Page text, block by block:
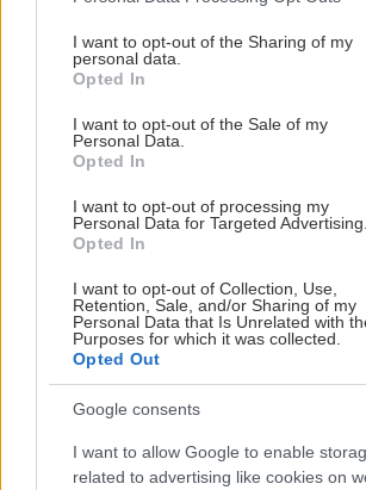
not limited to your visit or usage behaviour.
grant or deny consent to Google and its
use your data for below specified purposes
consent section.
I want to opt-out of the Sharing of my
personal data.
Opted In
I want to opt-out of the Sale of my
Personal Data.
Opted In
I want to opt-out of processing my
Personal Data for Targeted Advertising.
Opted In
I want to opt-out of Collection, Use,
Retention, Sale, and/or Sharing of my
Personal Data that Is Unrelated with
Purposes for which it was collected.
Opted Out
Google consents
I want to allow Google to enable
related to advertising like cookies on
deň
Dom s ukážkovou záhradou:
výbere stavebného materiálu
Nekupujte drahé lapače:
domácu pascu na osy a sršne,
Čo robiť, ak paradajky
s odlisťovaním funguje aj cez
chyby
Chcete dominantu interiéru,
pohľady? Vyrobte si takéto
svietidlo